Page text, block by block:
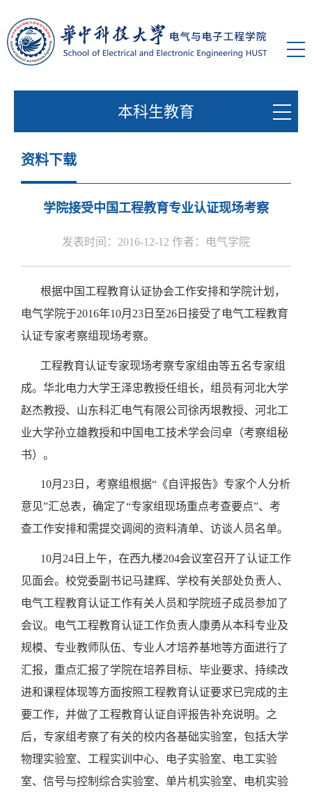
本科生教育
资料下载
学院接受中国工程教育专业认证现场考察
发表时间：2016-12-12 作者：电气学院
根据中国工程教育认证协会工作安排和学院计划，
电气学院于2016年10月 23 日至26 日接受了电气工程教育
认证专家考察组现场考察。
工程教育认证专家现场考察专家组由等五名专家组
成。华北电力大学王泽忠教授任组长，组员有河北大学
赵杰教授、山东科汇电气有限公司徐丙垠教授、河北工
业大学孙立雄教授和中国电工技术学会闫卓（考察组秘
书）。
10月 23 日，考察组根据“《自评报告》专家个人分析
意见”汇总表，确定了“专家组现场重点考查要点”、考
查工作安排和需提交调阅的资料清单、访谈人员名单。
10月 24 日上午，在西九楼204会议室召开了认证工作
见面会。校党委副书记马建辉、学校有关部处负责人、
电气工程教育认证工作有关人员和学院班子成员参加了
会议。电气工程教育认证工作负责人康勇从本科专业及
规模、专业教师队伍、专业人才培养基地等方面进行了
汇报，重点汇报了学院在培养目标、毕业要求、持续改
进和课程体现等方面按照工程教育认证要求已完成的主
要工作，并做了工程教育认证自评报告补充说明。之
后，专家组考察了有关的校内各基础实验室，包括大学
物理实验室、工程实训中心、电子实验室、电工实验
室、信号与控制综合实验室、单片机实验室、电机实验